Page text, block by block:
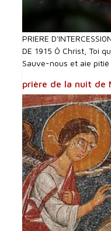
PRIERE
DE 1915 Ô Christ, Toi
Sauve-nous et aie pitié
prière de la nuit de